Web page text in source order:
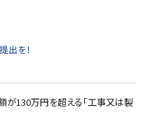
出を！
130万円を超える「工事又は製